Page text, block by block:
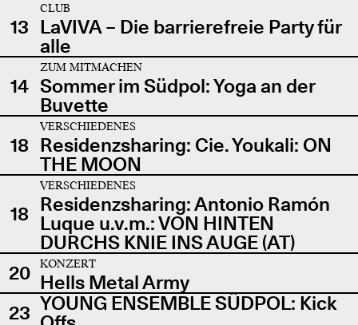
13
CLUB
LaVIVA – Die barrierefreie Party für
alle
14
ZUM MITMACHEN
Sommer im Südpol: Yoga an der
Buvette
18
VERSCHIEDENES
Residenzsharing: Cie. Youkali: ON
THE MOON
18
VERSCHIEDENES
Residenzsharing: Antonio Ramón
Luque u.v.m.: VON HINTEN
DURCHS KNIE INS AUGE (AT)
20
KONZERT
Hells Metal Army
23 YOUNG ENSEMBLE SÜDPOL: Kick